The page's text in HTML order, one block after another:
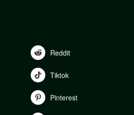
Reddit
Tiktok
Pinterest